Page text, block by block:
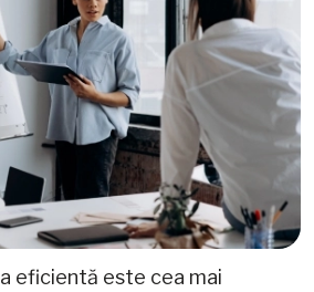
eficientă este cea mai